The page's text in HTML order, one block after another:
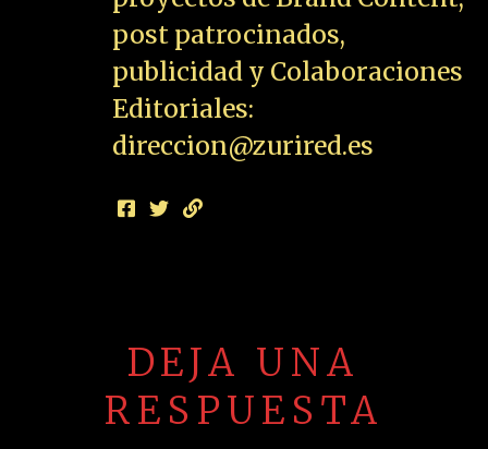
post patrocinados,
publicidad y Colaboraciones
Editoriales:
direccion@zurired.es
DEJA UNA
RESPUESTA